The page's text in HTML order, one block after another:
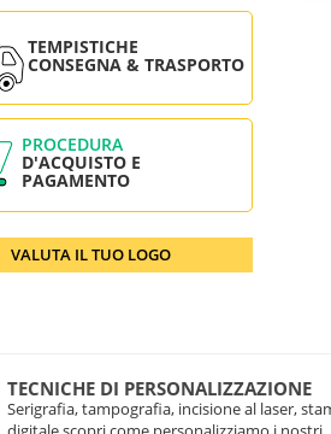
TEMPISTICHE
CONSEGNA & TRASPORTO
PROCEDURA
D'ACQUISTO E
PAGAMENTO
VALUTA IL TUO LOGO
TECNICHE DI PERSONALIZZAZIONE
Serigrafia, tampografia, incisione al laser,